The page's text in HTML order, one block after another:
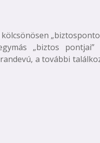
„biztos pontjai”
a további